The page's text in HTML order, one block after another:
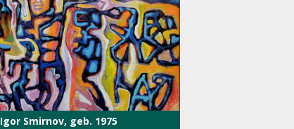
Igor Smirnov, geb. 1975